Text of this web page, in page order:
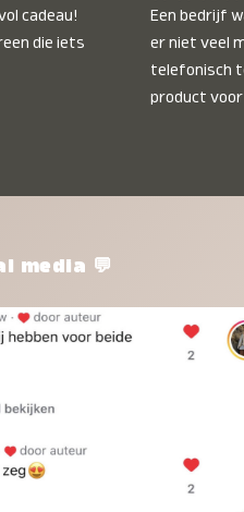
cadeau!
die iets
Een bedrijf
er niet veel
telefonisch
product voor
media 💬